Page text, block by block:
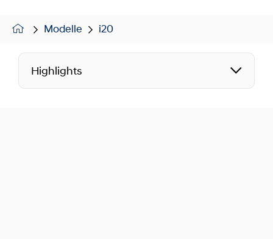
Modelle i20
Highlights